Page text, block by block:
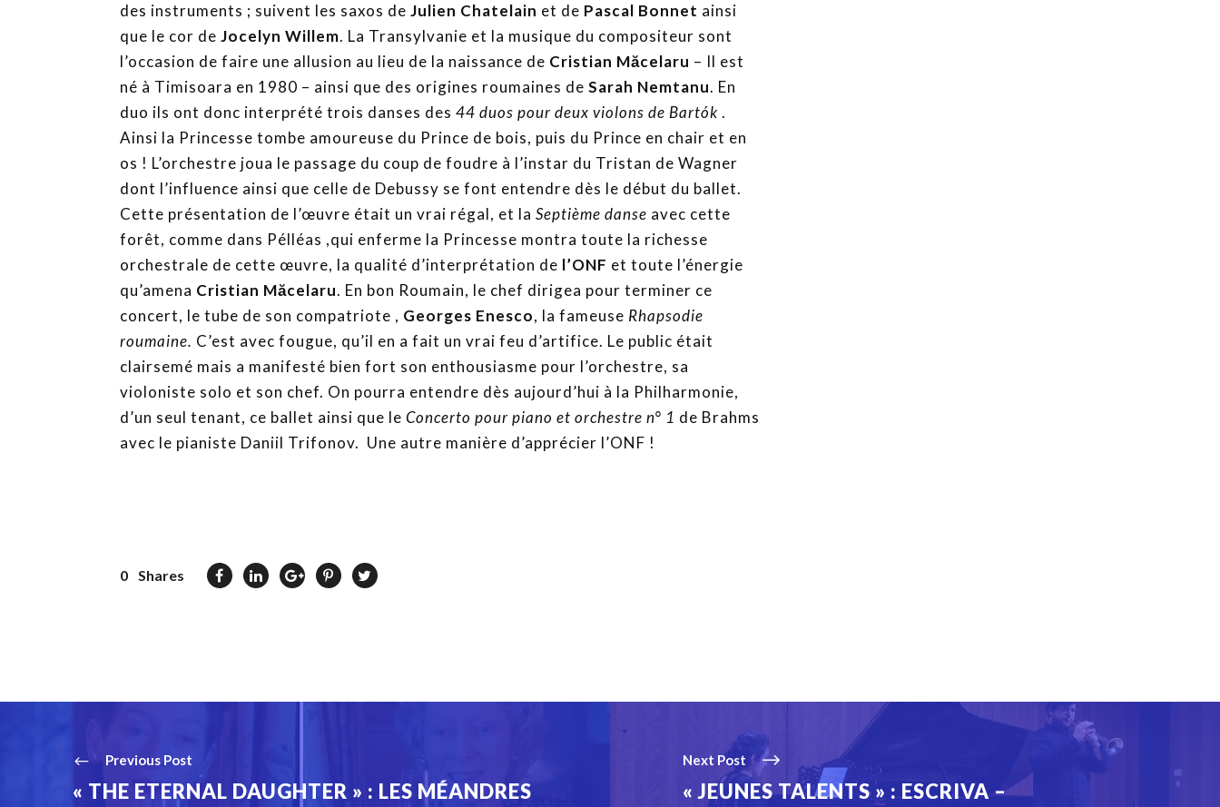
des instruments ; suivent les saxos de Julien Chatelain et de Pascal Bonnet ainsi
que le cor de Jocelyn Willem. La Transylvanie et la musique du compositeur sont
l’occasion de faire une allusion au lieu de la naissance de Cristian Măcelaru – Il est
né à Timisoara en 1980 – ainsi que des origines roumaines de Sarah Nemtanu. En
duo ils ont donc interprété trois danses des 44 duos pour deux violons de Bartók .
Ainsi la Princesse tombe amoureuse du Prince de bois, puis du Prince en chair et en
os ! L’orchestre joua le passage du coup de foudre à l’instar du Tristan de Wagner
dont l’influence ainsi que celle de Debussy se font entendre dès le début du ballet.
Cette présentation de l’œuvre était un vrai régal, et la Septième danse avec cette
forêt, comme dans Pélléas ,qui enferme la Princesse montra toute la richesse
orchestrale de cette œuvre, la qualité d’interprétation de l’ONF et toute l’énergie
qu’amena Cristian Măcelaru. En bon Roumain, le chef dirigea pour terminer ce
concert, le tube de son compatriote , Georges Enesco, la fameuse Rhapsodie
roumaine. C’est avec fougue, qu’il en a fait un vrai feu d’artifice. Le public était
clairsemé mais a manifesté bien fort son enthousiasme pour l’orchestre, sa
violoniste solo et son chef. On pourra entendre dès aujourd’hui à la Philharmonie,
d’un seul tenant, ce ballet ainsi que le Concerto pour piano et orchestre n° 1 de Brahms
avec le pianiste Daniil Trifonov. Une autre manière d’apprécier l’ONF !
0 Shares
Previous Post
« THE ETERNAL DAUGHTER » : LES MÉANDRES
Next Post
« JEUNES TALENTS » : ESCRIVA –